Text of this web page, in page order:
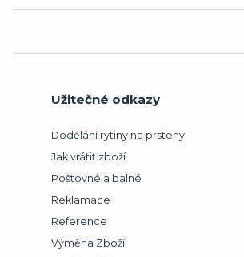
Užitečné odkazy
Dodělání rytiny na prsteny
Jak vrátit zboží
Poštovné a balné
Reklamace
Reference
Výměna Zboží